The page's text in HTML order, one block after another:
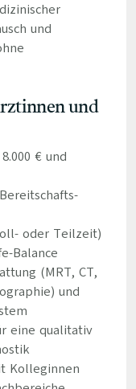
und
und
€ und
oder Teilzeit)
Balance
(MRT, CT,
und
eine qualitativ
Kolleginnen